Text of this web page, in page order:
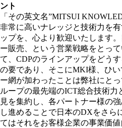
ント
「その英文名”MITSUI
非常に高いナレッジと技術力を
ップを、心より歓迎いたします
ー販売、という営業戦略をとっ
て、CDPのラインアップをどう
の要であり、そこにMKI様、ひ
ー網が加わったことは弊社にと
ループの最先端のICT総合技術力
見を集約し、各パートナー様の
し進めることで日本のDXをさら
てはそれをお客様企業の事業価